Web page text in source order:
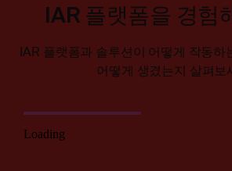
IAR 플랫폼을 경험
IAR 플랫폼과 솔루션이 어떻게 작동하
어떻게 생겼는지 살펴보